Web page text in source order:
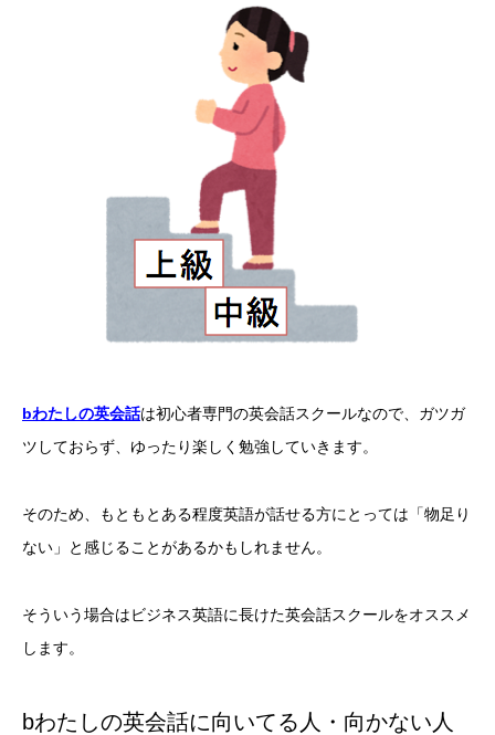
bわたしの英会話は初心者専門の英会話スクールなので、ガツガ
ツしておらず、ゆったり楽しく勉強していきます。
そのため、もともとある程度英語が話せる方にとっては「物足り
ない」と感じることがあるかもしれません。
そういう場合はビジネス英語に長けた英会話スクールをオススメ
します。
bわたしの英会話に向いてる人・向かない人